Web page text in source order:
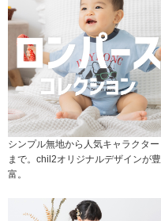
シンプル無地から人気キャラクター
まで。chil2オリジナルデザインが豊
富。